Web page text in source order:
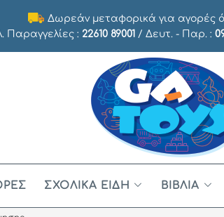
Δωρεάν μεταφορικά για αγορές
Παραγγελίες : 22610 89001 / Δευτ. - Παρ. :
ΣΧΟΛΙΚΆ ΕΊΔΗ ΒΙΒΛΊΑ